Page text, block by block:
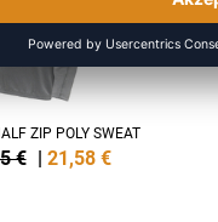
ZIP POLY SWEAT
€ | 21,58 €